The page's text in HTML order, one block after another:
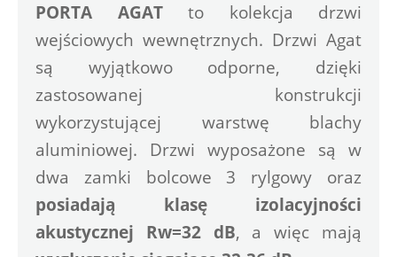
PORTA AGAT to kolekcja drzwi
wejściowych wewnętrznych. Drzwi Agat
są wyjątkowo odporne, dzięki
zastosowanej konstrukcji
wykorzystującej warstwę blachy
aluminiowej. Drzwi wyposażone są w
posiadają klasę izolacyjności
akustycznej Rw=32 dB, a więc mają